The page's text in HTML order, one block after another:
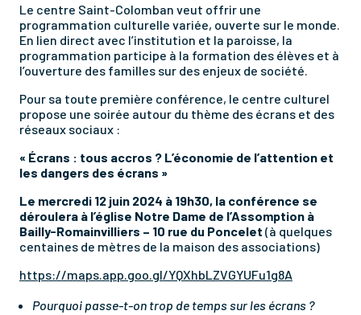
Le centre Saint-Colomban veut offrir une
programmation culturelle variée, ouverte sur le monde.
En lien direct avec l’institution et la paroisse, la
programmation participe à la formation des élèves et à
l’ouverture des familles sur des enjeux de société.
Pour sa toute première conférence, le centre culturel
propose une soirée autour du thème des écrans et des
réseaux sociaux :
« Écrans : tous accros ? L’économie de l’attention et
les dangers des écrans »
Le mercredi 12 juin 2024 à 19h30, la conférence se
déroulera à l’église Notre Dame de l’Assomption à
Bailly-Romainvilliers – 10 rue du Poncelet (à quelques
centaines de mètres de la maison des associations)
https://maps.app.goo.gl/YQXhbLZVGYUFu1g8A
Pourquoi passe-t-on trop de temps sur les écrans ?